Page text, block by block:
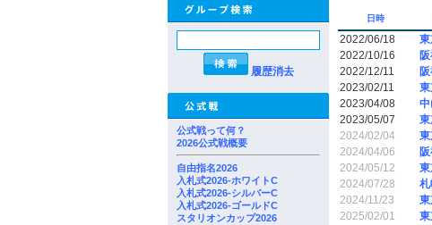
履歴消去
公式戦って何？
2026公式戦概要
自由指名2026
入札式2026-ホワイトC
入札式2026-シルバーC
入札式2026-ゴールドC
スタリオンカップ2026
日時
2022/06/18
2022/10/16
2022/12/11
2023/02/11
2023/04/08
2023/05/07
2024/02/04
2024/04/06
2024/05/12
2024/07/28
2024/11/23
2025/02/01